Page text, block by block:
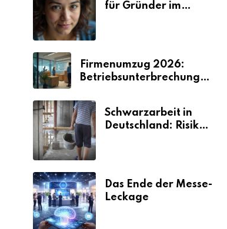
für Gründer im
Firmenumzug 2026:
Betriebsunterbrechungen
Schwarzarbeit in
Deutschland: Risiken
Das Ende der Messe-
Leckage